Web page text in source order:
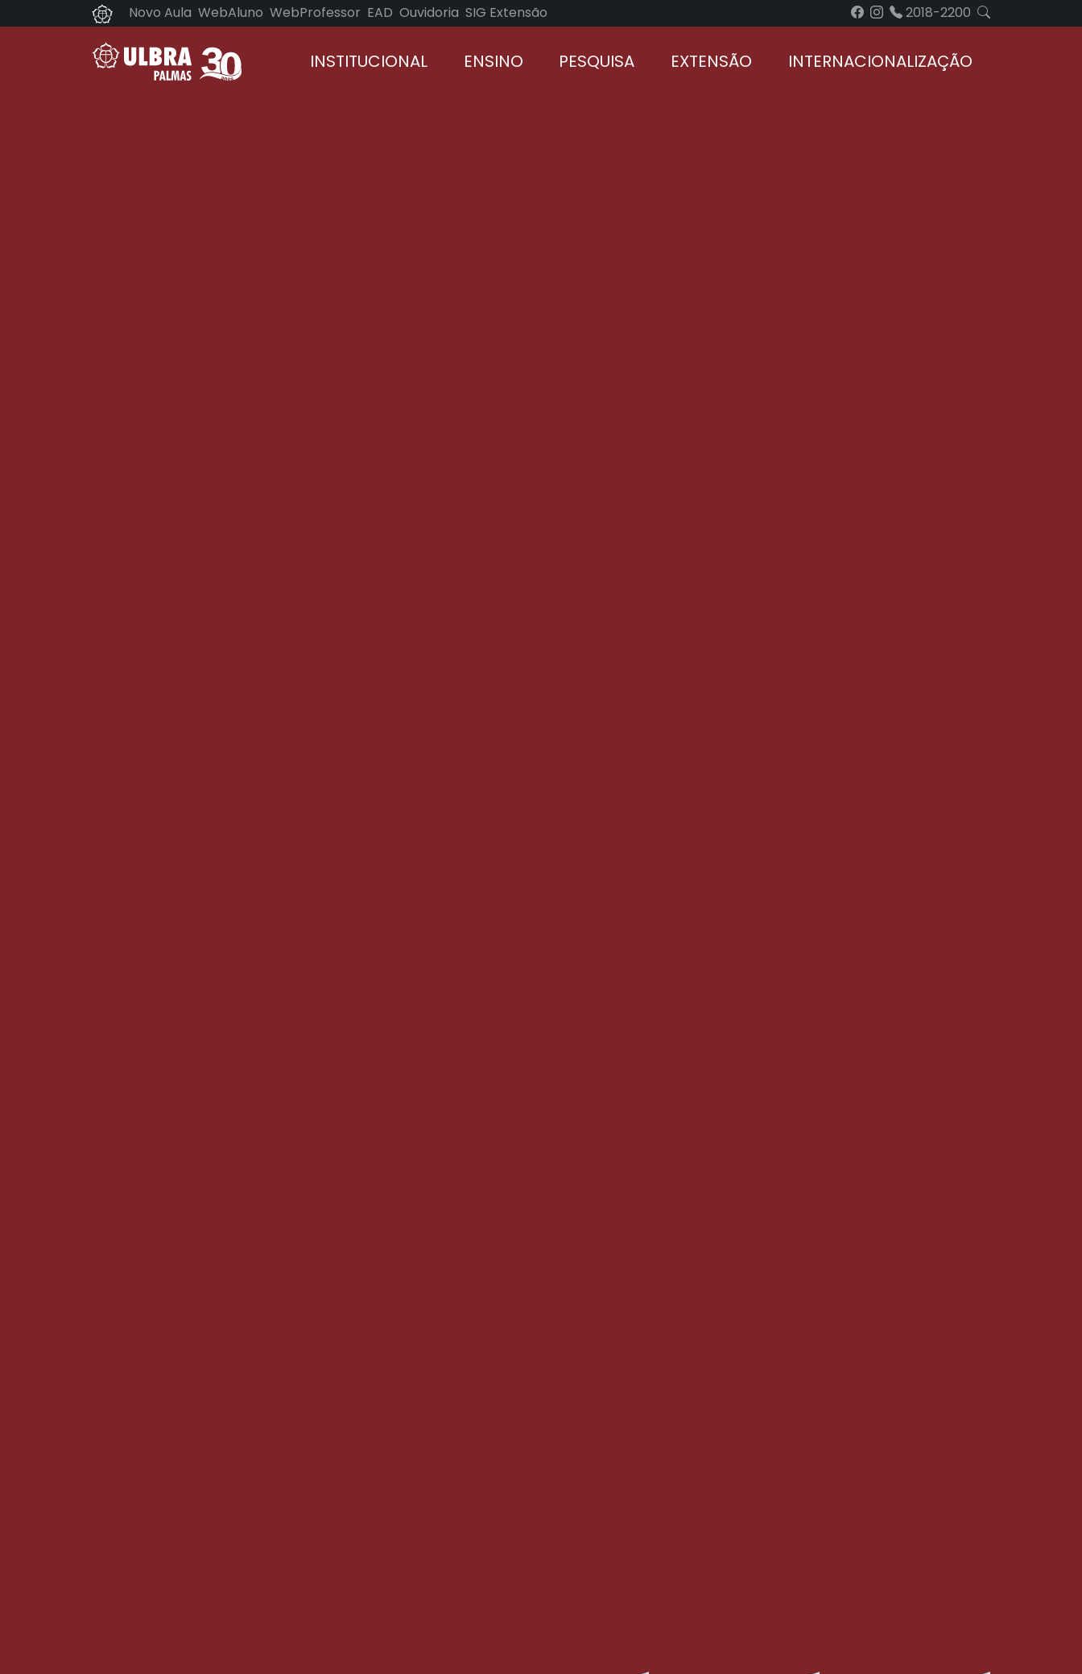
Novo Aula WebAluno WebProfessor EAD Ouvidoria SIG Extensão 2018-2200
INSTITUCIONAL ENSINO PESQUISA EXTENSÃO INTERNACIONALIZAÇÃO